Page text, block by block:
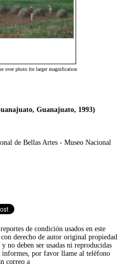
over photo for larger magnification
Guanajuato, 1993)
de Bellas Artes - Museo Nacional
de condición usados en este
derecho de autor original propiedad
no deben ser usadas ni reproducidas
informes, por favor llame al teléfono
correo a